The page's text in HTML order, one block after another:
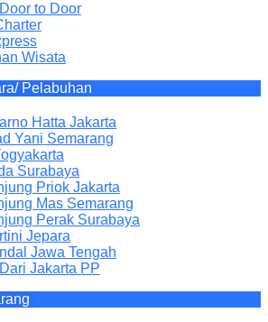
to Door
Wisata
Pelabuhan
Hatta Jakarta
Yani Semarang
Surabaya
Priok Jakarta
Mas Semarang
Perak Surabaya
Jepara
Jawa Tengah
Jakarta PP